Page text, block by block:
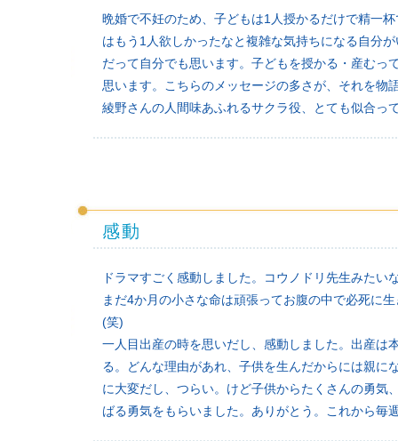
晩婚で不妊のため、子どもは1人授かるだけで精一
はもう1人欲しかったなと複雑な気持ちになる自分
だって自分でも思います。子どもを授かる・産むっ
思います。こちらのメッセージの多さが、それを物
綾野さんの人間味あふれるサクラ役、とても似合っ
感動
ドラマすごく感動しました。コウノドリ先生みた
まだ4か月の小さな命は頑張ってお腹の中で必死に
(笑)
一人目出産の時を思いだし、感動しました。出産は
る。どんな理由があれ、子供を生んだからには親に
に大変だし、つらい。けど子供からたくさんの勇気
ばる勇気をもらいました。ありがとう。これから毎